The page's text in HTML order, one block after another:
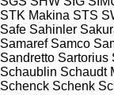
STK Makina STS
Safe Sahinler
Samaref Samco
Sandretto Sartorius
Schaublin Schaudt
Schenck Schenk